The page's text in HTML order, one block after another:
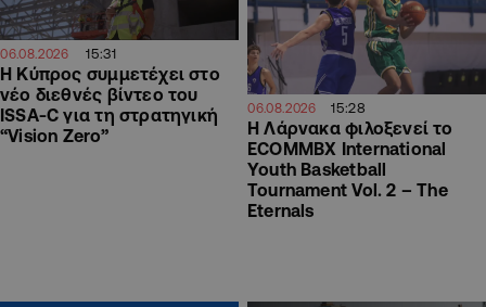
06.08.2026 15:31
Η Κύπρος συμμετέχει στο
νέο διεθνές βίντεο του
ISSA-C για τη στρατηγική
“Vision Zero”
06.08.2026 15:28
Η Λάρνακα φιλοξενεί το
ECOMMBX International
Youth Basketball
Tournament Vol. 2 – The
Eternals